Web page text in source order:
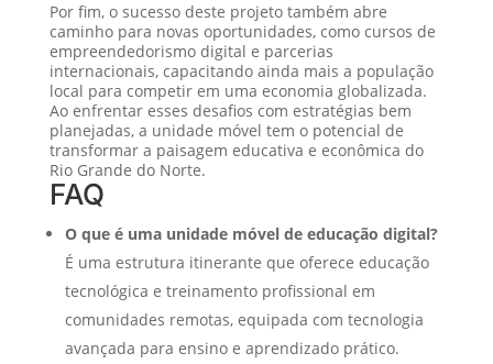
Por fim, o sucesso deste projeto também abre
caminho para novas oportunidades, como cursos de
empreendedorismo digital e parcerias
internacionais, capacitando ainda mais a população
local para competir em uma economia globalizada.
Ao enfrentar esses desafios com estratégias bem
planejadas, a unidade móvel tem o potencial de
transformar a paisagem educativa e econômica do
Rio Grande do Norte.
FAQ
O que é uma unidade móvel de educação digital?
É uma estrutura itinerante que oferece educação
tecnológica e treinamento profissional em
comunidades remotas, equipada com tecnologia
avançada para ensino e aprendizado prático.